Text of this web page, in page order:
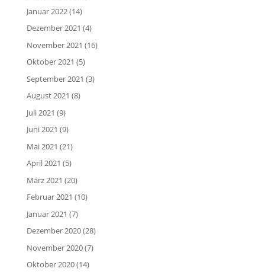
Januar 2022(14)
Dezember 2021 (4)
November 2021 (16)
Oktober 2021 (5)
September 2021 (3)
August 2021 (8)
Juli 2021 (9)
Juni 2021 (9)
Mai 2021 (21)
April 2021 (5)
März 2021 (20)
Februar 2021 (10)
Januar 2021 (7)
Dezember 2020(28)
November 2020(7)
Oktober 2020(14)